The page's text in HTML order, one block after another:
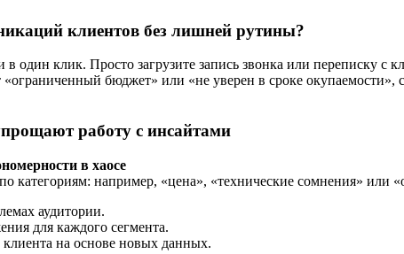
клиентов без лишней рутины?
в один клик. Просто загрузите запись звонка или
бюджет» или «не уверен в сроке
работу с инсайтами
в хаосе
категориям: например, «цена», «технические сомнения» или
аудитории.
для каждого сегмента.
на основе новых данных.